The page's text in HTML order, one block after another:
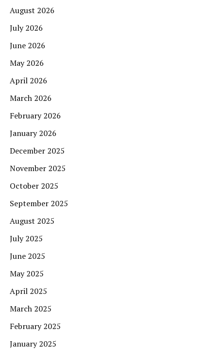
August 2026
July 2026
June 2026
May 2026
April 2026
March 2026
February 2026
January 2026
December 2025
November 2025
October 2025
September 2025
August 2025
July 2025
June 2025
May 2025
April 2025
March 2025
February 2025
January 2025